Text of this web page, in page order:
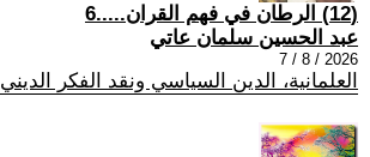
(12) الرطان في فهم القران.....6
عبد الحسين سلمان عاتي
2026 / 8 / 7
العلمانية، الدين السياسي ونقد الفكر الديني